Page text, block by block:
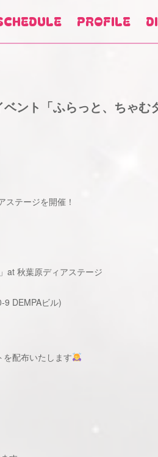
PROFILE
ント「ふらっと、ちゃむ
テージを開催！
at 秋葉原ディアステージ
9 DEMPAビル)
配布いたします